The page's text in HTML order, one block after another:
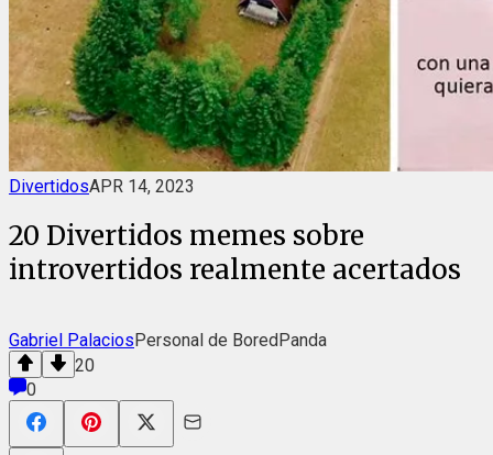
DivertidosAPR 14, 2023
20 Divertidos memes sobre
introvertidos realmente acertados
Gabriel PalaciosPersonal de BoredPanda
20
0